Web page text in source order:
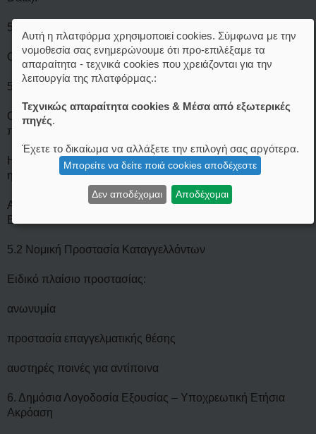
5. Θεσμοθετημένο Δικαίωμα Πολίτη στον Έλεγχο
Ο πολίτης αποκτά νέο συνταγματικό δικαίωμα:
5.1 Δικαίωμα Υποβολής Καταγγελίας με Θεσμική Ισχύ
Ο πολίτης μπορεί να καταγγείλει παραβίαση σε ειδική
πλατφόρμα του ΕΓΛ.
Η δημόσια υπηρεσία ΥΠΟΧΡΕΟΥΤΑΙ να απαντήσει εντός 60
ημερών.
Αν δεν απαντήσει, ξεκινάει αυτοματοποιημένη έρευνα από το
ΕΓΛ.
5.2 Νομική Προστασία Καταγγελλόντων
Ειδικό πλαίσιο προστασίας:
ανωνυμία
προστασία επαγγελματικής θέσης
αυστηρές ποινές για αντίποινα
6. Δημόσια Λογοδοσία Εξουσίας – Υποχρεωτική Ετήσια
Ακρόαση
Αυτή η πλατφόρμα χρησιμοποιεί cookies. Σύμφωνα με την
νομοθεσία σας ενημερώνουμε ότι προ-επιλέξαμε τα
απαραίτητα - τεχνικά cookies που χρειάζονται για την
λειτουργία της πλατφόρμας.:
Τεχνικώς απαραίτητα cookies & Μέσα από εξωτερικές
πηγές.
Έχετε το δικαίωμα να αλλάξετε την επιλογή σας αργότερα.
Μπορείτε να δείτε ποιά cookies αποδέχεστε
Δεν αποδέχομαι Αποδέχομαι